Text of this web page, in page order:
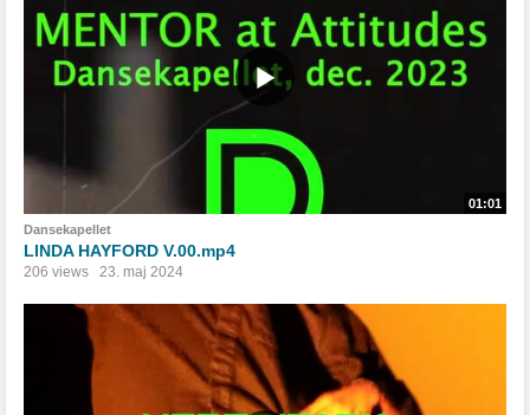
01:01
Dansekapellet
LINDA HAYFORD V.00.mp4
206 views 23. maj 2024